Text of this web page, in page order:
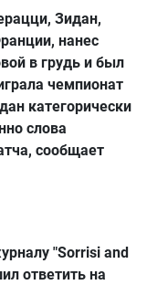
Зидан,
нанес
в грудь и был
чемпионат
категорически
слова
сообщает
"Sorrisi and
ответить на